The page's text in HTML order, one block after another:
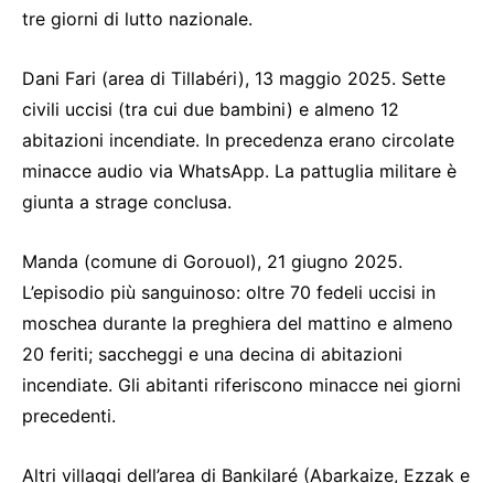
tre giorni di lutto nazionale.
Dani Fari (area di Tillabéri), 13 maggio 2025. Sette
civili uccisi (tra cui due bambini) e almeno 12
abitazioni incendiate. In precedenza erano circolate
minacce audio via WhatsApp. La pattuglia militare è
giunta a strage conclusa.
Manda (comune di Gorouol), 21 giugno 2025.
L’episodio più sanguinoso: oltre 70 fedeli uccisi in
moschea durante la preghiera del mattino e almeno
20 feriti; saccheggi e una decina di abitazioni
incendiate. Gli abitanti riferiscono minacce nei giorni
precedenti.
Altri villaggi dell’area di Bankilaré (Abarkaize, Ezzak e